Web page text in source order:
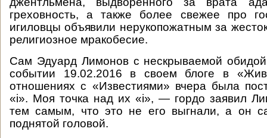
греховность, а также более свежее про
игиловцы объявили нерукопожатным за
религиозное мракобесие.
Сам Эдуард Лимонов с нескрываемой
событии 19.02.2016 в своем блоге в
отношениях с «Известиями» вчера была
«i». Моя точка над их «i», — гордо заявил
тем самым, что это не его выгнали, а он
поднятой головой.